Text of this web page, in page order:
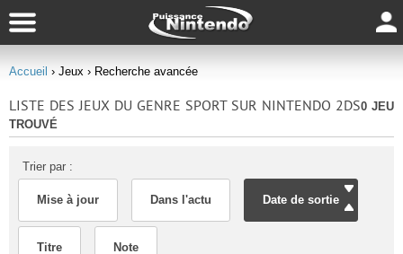
Accueil › Jeux › Recherche avancée
LISTE DES JEUX DU GENRE SPORT SUR NINTENDO 2DS0 JEU
TROUVÉ
Trier par :
Mise à jour Dans l'actu Date de sortie
Titre Note